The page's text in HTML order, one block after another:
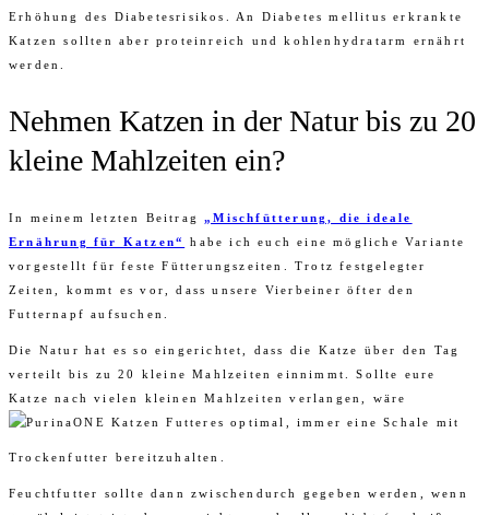
Erhöhung des Diabetesrisikos. An Diabetes mellitus erkrankte
Katzen sollten aber proteinreich und kohlenhydratarm ernährt
werden.
Nehmen Katzen in der Natur bis zu 20
kleine Mahlzeiten ein?
In meinem letzten Beitrag„Mischfütterung, die ideale
Ernährung für Katzen“
habe ich euch eine mögliche Variante
vorgestellt für feste Fütterungszeiten. Trotz festgelegter
Zeiten, kommt es vor, dass unsere Vierbeiner öfter den
Futternapf aufsuchen.
Die Natur hat es so eingerichtet, dass die Katze über den Tag
verteilt bis zu 20 kleine Mahlzeiten einnimmt. Sollte eure
Katze nach vielen kleinen Mahlzeiten verlangen, wäre
es optimal, immer eine Schale mit
Trockenfutter bereitzuhalten.
Feuchtfutter sollte dann zwischendurch gegeben werden, wenn